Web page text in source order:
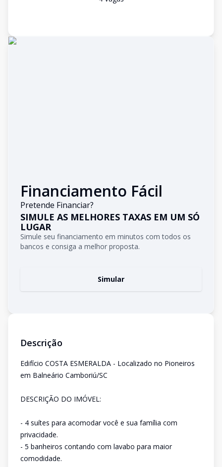
Financiamento Fácil
Pretende Financiar?
SIMULE AS MELHORES TAXAS EM UM SÓ
LUGAR
Simule seu financiamento em minutos com todos os
bancos e consiga a melhor proposta.
Simular
Descrição
Edifício COSTA ESMERALDA - Localizado no Pioneiros
em Balneário Camboriú/SC
DESCRIÇÃO DO IMÓVEL:
- 4 suítes para acomodar você e sua família com
privacidade.
- 5 banheiros contando com lavabo para maior
comodidade.